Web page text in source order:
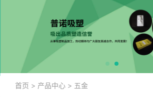
首页 > 产品中心 > 五金